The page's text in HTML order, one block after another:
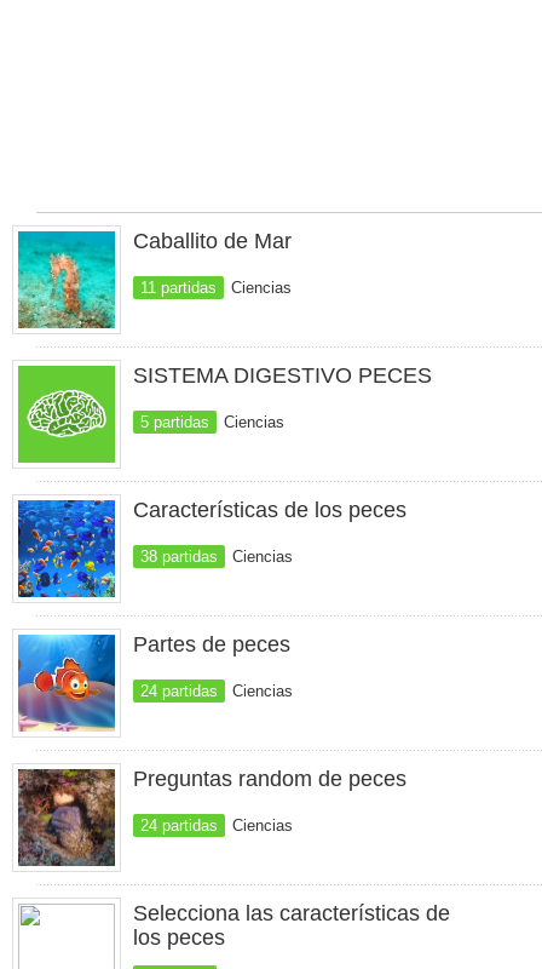
Caballito de Mar
11 partidas Ciencias
SISTEMA DIGESTIVO PECES
5 partidas Ciencias
Características de los peces
38 partidas Ciencias
Partes de peces
24 partidas Ciencias
Preguntas random de peces
24 partidas Ciencias
Selecciona las características de
los peces